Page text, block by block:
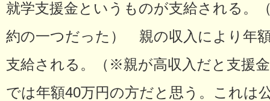
就学支援金というものが支給される。
約の一つだった） 親の収入により年
支給される。（※親が高収入だと支援
では年額40万円の方だと思う。これは